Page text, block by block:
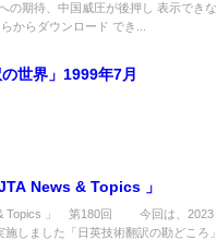
の期待、中国威圧が後押し 表示できな
からダウンロード でき...
世界」1999年7月
News & Topics 」
& Topics 」 第180回 今回は、2023
施しました「日英技術翻訳の勘どころ」